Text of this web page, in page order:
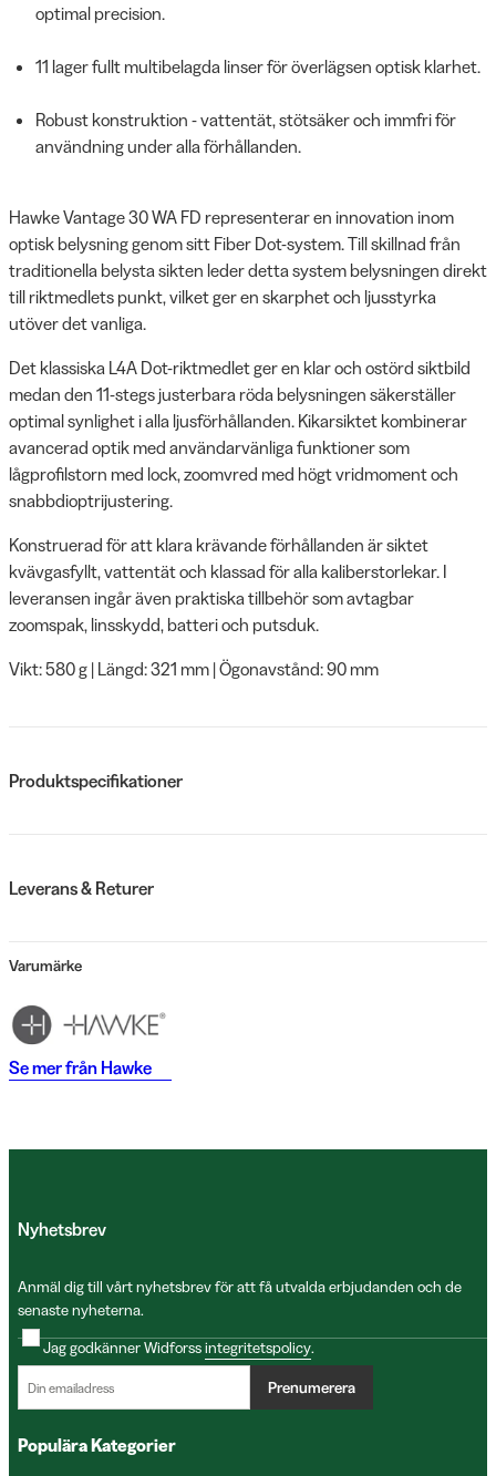
optimal precision.
11 lager fullt multibelagda linser för överlägsen optisk klarhet.
Robust konstruktion - vattentät, stötsäker och immfri för
användning under alla förhållanden.
Hawke Vantage 30 WA FD representerar en innovation inom
optisk belysning genom sitt Fiber Dot-system. Till skillnad från
traditionella belysta sikten leder detta system belysningen direkt
till riktmedlets punkt, vilket ger en skarphet och ljusstyrka
utöver det vanliga.
Det klassiska L4A Dot-riktmedlet ger en klar och ostörd siktbild
medan den 11-stegs justerbara röda belysningen säkerställer
optimal synlighet i alla ljusförhållanden. Kikarsiktet kombinerar
avancerad optik med användarvänliga funktioner som
lågprofilstorn med lock, zoomvred med högt vridmoment och
snabbdioptrijustering.
Konstruerad för att klara krävande förhållanden är siktet
kvävgasfyllt, vattentät och klassad för alla kaliberstorlekar. I
leveransen ingår även praktiska tillbehör som avtagbar
zoomspak, linsskydd, batteri och putsduk.
Vikt: 580 g | Längd: 321 mm | Ögonavstånd: 90 mm
Produktspecifikationer
Leverans & Returer
Varumärke
Se mer från Hawke
Nyhetsbrev
Anmäl dig till vårt nyhetsbrev för att få utvalda erbjudanden och de
senaste nyheterna.
Jag godkänner Widforssintegritetspolicy.
Prenumerera
Populära Kategorier